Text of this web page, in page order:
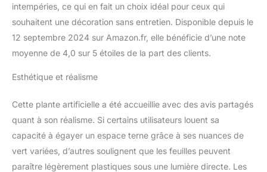
intempéries, ce qui en fait un choix idéal pour ceux qui
souhaitent une décoration sans entretien. Disponible depuis le
12 septembre 2024 sur Amazon.fr, elle bénéficie d’une note
moyenne de 4,0 sur 5 étoiles de la part des clients.
Esthétique et réalisme
Cette plante artificielle a été accueillie avec des avis partagés
quant à son réalisme. Si certains utilisateurs louent sa
capacité à égayer un espace terne grâce à ses nuances de
vert variées, d’autres soulignent que les feuilles peuvent
paraître légèrement plastiques sous une lumière directe. Les